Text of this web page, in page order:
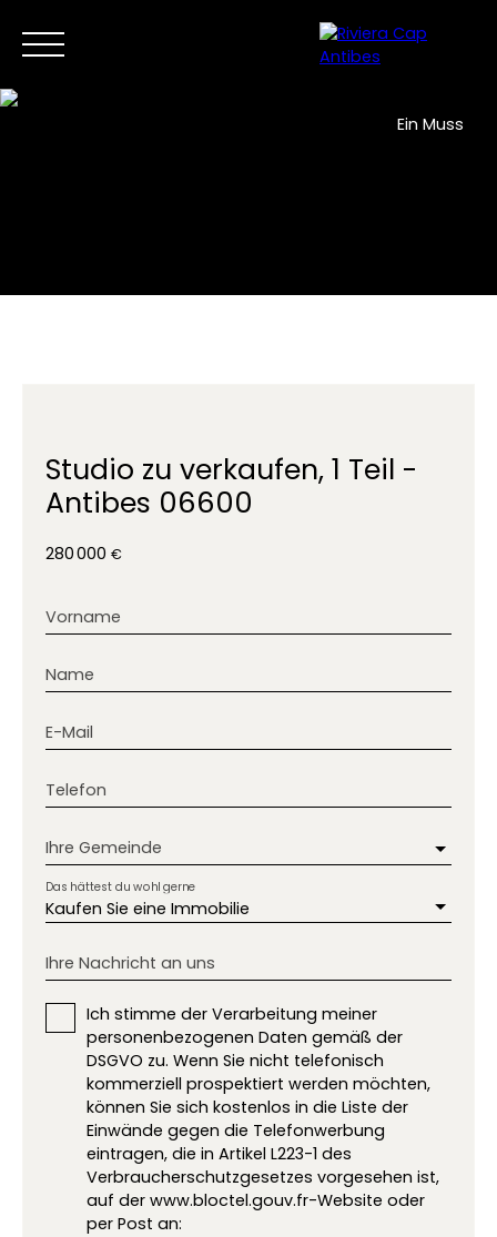
Ein Muss
Studio zu verkaufen, 1 Teil -
Antibes 06600
280 000 €
Vorname
Name
E-Mail
Telefon
Ihre Gemeinde
Kaufen Sie eine Immobilie
Das hättest du wohl gerne
Ihre Nachricht an uns
Ich stimme der Verarbeitung meiner
personenbezogenen Daten gemäß der
DSGVO zu. Wenn Sie nicht telefonisch
kommerziell prospektiert werden möchten,
können Sie sich kostenlos in die Liste der
Einwände gegen die Telefonwerbung
eintragen, die in Artikel L223-1 des
Verbraucherschutzgesetzes vorgesehen ist,
auf der www.bloctel.gouv.fr-Website oder
per Post an: